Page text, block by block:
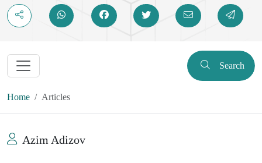
Search
Home Articles
Azim Adizov